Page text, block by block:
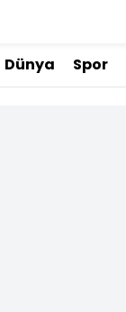
Dünya Spor